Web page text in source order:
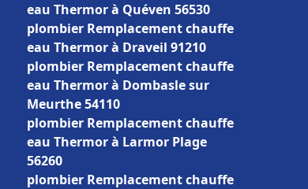
eau Thermor à Quéven 56530
plombier Remplacement chauffe
eau Thermor à Draveil 91210
plombier Remplacement chauffe
eau Thermor à Dombasle sur
Meurthe 54110
plombier Remplacement chauffe
eau Thermor à Larmor Plage
56260
plombier Remplacement chauffe